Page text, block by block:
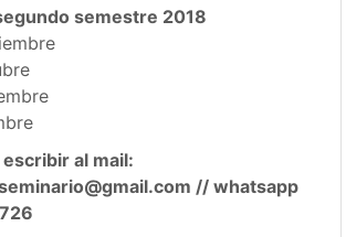
semestre 2018
al mail:
// whatsapp